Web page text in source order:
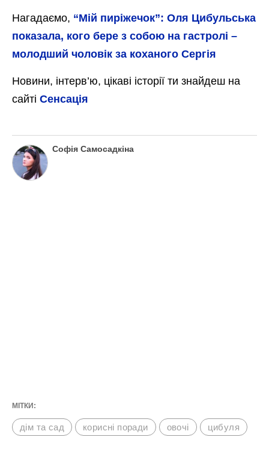
Нагадаємо, “Мій пиріжечок”: Оля Цибульська
показала, кого бере з собою на гастролі –
молодший чоловік за коханого Сергія
Новини, інтерв’ю, цікаві історії ти знайдеш на
сайті Сенсація
Софія Самосадкіна
МІТКИ:
дім та сад корисні поради овочі цибуля